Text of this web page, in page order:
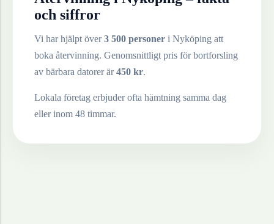
och siffror
Vi har hjälpt över3 500 personer i Nyköping att
boka återvinning. Genomsnittligt pris för bortforsling
av bärbara datorerär450 kr.
Lokala företag erbjuder ofta hämtning samma dag
eller inom 48 timmar.